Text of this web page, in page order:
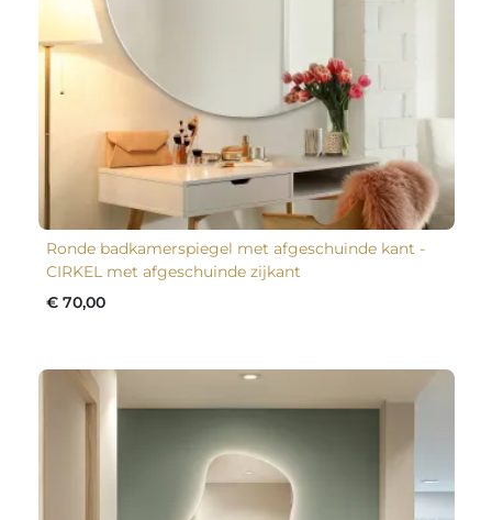
Ronde badkamerspiegel met afgeschuinde kant -
CIRKEL met afgeschuinde zijkant
€ 70,00